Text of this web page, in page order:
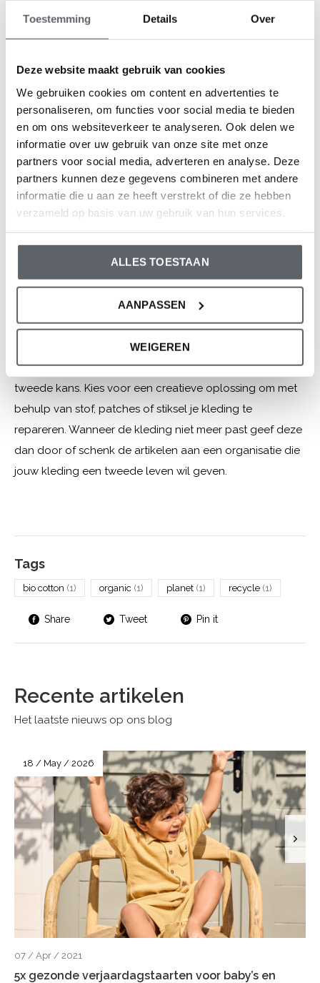
Toestemming Details Over
Deze website maakt gebruik van cookies
We gebruiken cookies om content en advertenties te
personaliseren, om functies voor social media te bieden
en om ons websiteverkeer te analyseren. Ook delen we
informatie over uw gebruik van onze site met onze
partners voor social media, adverteren en analyse. Deze
partners kunnen deze gegevens combineren met andere
informatie die u aan ze heeft verstrekt of die ze hebben
verzameld op basis van uw gebruik van hun services.
ALLES TOESTAAN
AANPASSEN
WEIGEREN
biologisch katoen
: vergt minder water, wordt zonder
pesticiden geteeld en zonder chemicaliën gesponnen.
Certificaat biedt garantie
Het certificaat ‘Oeko-Tex Standard 100’ kan worden
toegekend aan de biokatoen collectie van Dirkje. Oeko-
Tex Standard 100 is een label voor textiel dat garandeert
eindproduct vrij zijn van schadelijke stoffen voor mens en
Geef je kleding een tweede leven. Door hardnekkige
vlekken of gaten aan te pakken geef je onze kleding een
tweede kans. Kies voor een creatieve oplossing om met
behulp van stof, patches of stiksel je kleding te
repareren. Wanneer de kleding niet meer past geef deze
dan door of schenk de artikelen aan een organisatie die
jouw kleding een tweede leven wil geven.
Tags
bio cotton (1) organic (1) planet (1) recycle (1)
Share Tweet Pin it
Recente artikelen
Het laatste nieuws op ons blog
18 / May / 2026
07 / Apr / 2021
5x gezonde verjaardagstaarten voor baby’s en